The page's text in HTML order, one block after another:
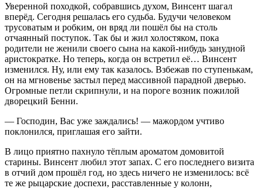
Уверенной походкой, собравшись духом, Винсент шагал
вперёд. Сегодня решалась его судьба. Будучи человеком
трусоватым и робким, он вряд ли пошёл бы на столь
отчаянный поступок. Так бы и жил холостяком, пока
родители не женили своего сына на какой-нибудь занудной
аристократке. Но теперь, когда он встретил её… Винсент
изменился. Ну, или ему так казалось. Взбежав по ступенькам,
он на мгновенье застыл перед массивной парадной дверью.
Огромные петли скрипнули, и на пороге возник пожилой
дворецкий Бенни.
— Господин, Вас уже заждались! — мажордом учтиво
поклонился, приглашая его зайти.
В лицо приятно пахнуло тёплым ароматом домовитой
старины. Винсент любил этот запах. С его последнего визита
в отчий дом прошёл год, но здесь ничего не изменилось: всё
те же рыцарские доспехи, расставленные у колонн,